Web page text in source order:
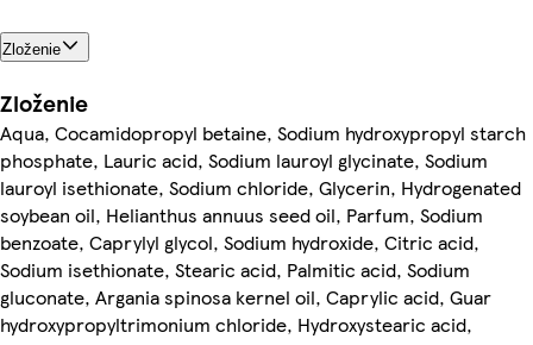
Zloženie
Zloženie
Aqua, Cocamidopropyl betaine, Sodium hydroxypropyl starch
phosphate, Lauric acid, Sodium lauroyl glycinate, Sodium
lauroyl isethionate, Sodium chloride, Glycerin, Hydrogenated
soybean oil, Helianthus annuus seed oil, Parfum, Sodium
benzoate, Caprylyl glycol, Sodium hydroxide, Citric acid,
Sodium isethionate, Stearic acid, Palmitic acid, Sodium
gluconate, Argania spinosa kernel oil, Caprylic acid, Guar
hydroxypropyltrimonium chloride, Hydroxystearic acid,